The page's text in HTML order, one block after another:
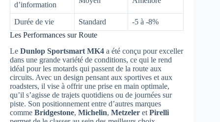
d’information
Durée de vie Standard
-5 à -8%
Les Performances sur Route
Le Dunlop Sportsmart MK4 a été conçu pour exceller
dans une grande variété de conditions, ce qui le rend
idéal pour les motards qui passent de la route aux
circuits. Avec un design pensant aux sportives et aux
roadsters, il vise à offrir une prise en main optimale,
qu’il s’agisse de trajets quotidiens ou de journées sur
piste. Son positionnement entre d’autres marques
comme Bridgestone, Michelin, Metzeler et Pirelli